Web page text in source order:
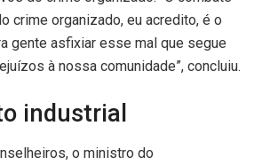
crime organizado, eu acredito, é o
gente asfixiar esse mal que segue
à nossa comunidade”, concluiu.
industrial
o ministro do